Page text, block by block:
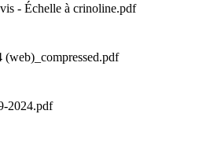
- Échelle à crinoline.pdf
2024.pdf